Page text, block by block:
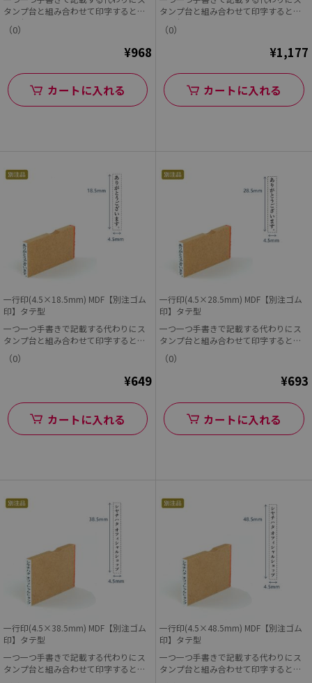
タンプ台と組み合わせて印字すると早
くて便利!
（0）
¥968
カートに入れる
タンプ台と組み合わせて印字すると早
くて便利!
（0）
¥1,177
カートに入れる
一行印(4.5×18.5mm) MDF【別注ゴム
印】タテ型
一つ一つ手書きで記載する代わりにス
タンプ台と組み合わせて印字すると早
くて便利!
（0）
¥649
カートに入れる
一行印(4.5×28.5mm) MDF【別注ゴム
印】タテ型
一つ一つ手書きで記載する代わりにス
タンプ台と組み合わせて印字すると早
くて便利!
（0）
¥693
カートに入れる
一行印(4.5×38.5mm) MDF【別注ゴム
印】タテ型
一つ一つ手書きで記載する代わりにス
タンプ台と組み合わせて印字すると早
一行印(4.5×48.5mm) MDF【別注ゴム
印】タテ型
一つ一つ手書きで記載する代わりにス
タンプ台と組み合わせて印字すると早